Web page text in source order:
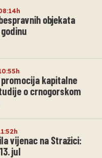
objekata
kapitalne
o crnogorskom
vijenac na Stražici:
jul